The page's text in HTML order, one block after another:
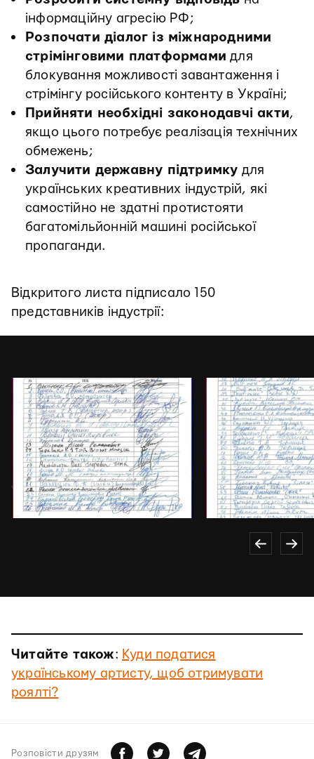
інформаційну агресію РФ;
Розпочати діалог із міжнародними
стрімінговими платформами для
блокування можливості завантаження і
стрімінгу російського контенту в Україні;
Прийняти необхідні законодавчі акти,
якщо цього потребує реалізація технічних
обмежень;
Залучити державну підтримку для
українських креативних індустрій, які
самостійно не здатні протистояти
багатомільйонній машині російської
пропаганди.
Відкритого листа підписало 150
представників індустрії:
Читайте також: Куди податися
українському артисту, щоб отримувати
роялті?
Розповiсти друзям